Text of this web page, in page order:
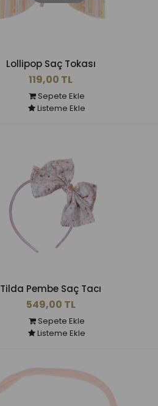
Lollipop Saç Tokası
119,00 TL
Sepete Ekle
Listeme Ekle
Tilda Pembe Saç Tacı
549,00 TL
Sepete Ekle
Listeme Ekle